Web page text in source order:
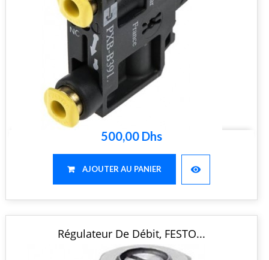
500,00 Dhs
AJOUTER AU PANIER visibility
Régulateur De Débit, FESTO...